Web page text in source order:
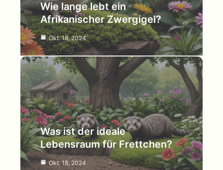
Wie lange lebt ein
Afrikanischer Zwergigel?
Okt. 18, 2024
Was ist der ideale
Lebensraum für Frettchen?
Okt. 18, 2024